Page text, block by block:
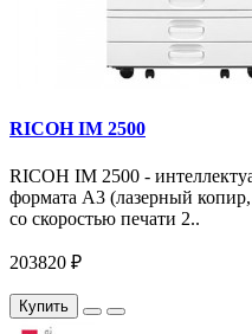
RICOH IM 2500
RICOH IM 2500 -
формата А3 (лазерный
со скоростью печати 2..
203820 ₽
Купить